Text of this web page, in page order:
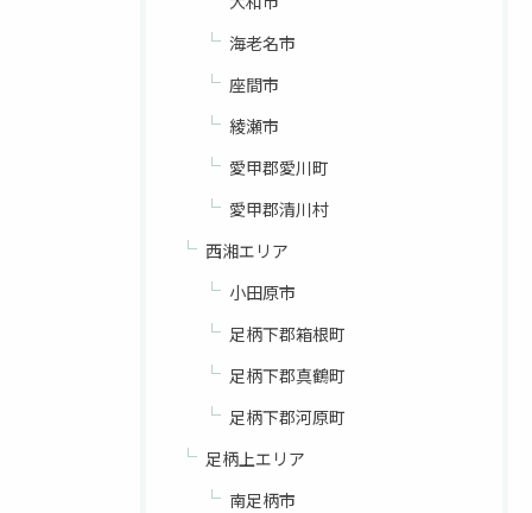
海老名市
座間市
綾瀬市
愛甲郡愛川町
愛甲郡清川村
西湘エリア
小田原市
足柄下郡箱根町
足柄下郡真鶴町
足柄下郡河原町
足柄上エリア
南足柄市